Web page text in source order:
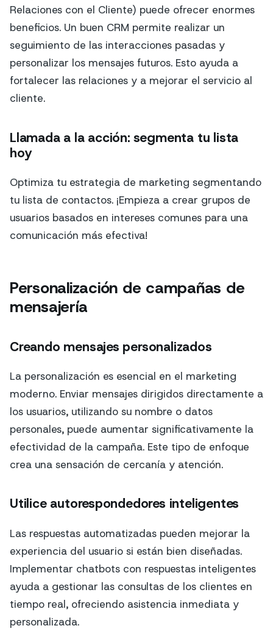
Relaciones con el Cliente) puede ofrecer enormes
beneficios. Un buen CRM permite realizar un
seguimiento de las interacciones pasadas y
personalizar los mensajes futuros. Esto ayuda a
fortalecer las relaciones y a mejorar el servicio al
cliente.
Llamada a la acción: segmenta tu lista
hoy
Optimiza tu estrategia de marketing segmentando
tu lista de contactos. ¡Empieza a crear grupos de
usuarios basados en intereses comunes para una
comunicación más efectiva!
Personalización de campañas de
mensajería
Creando mensajes personalizados
La personalización es esencial en el marketing
moderno. Enviar mensajes dirigidos directamente a
los usuarios, utilizando su nombre o datos
personales, puede aumentar significativamente la
efectividad de la campaña. Este tipo de enfoque
crea una sensación de cercanía y atención.
Utilice autorespondedores inteligentes
Las respuestas automatizadas pueden mejorar la
experiencia del usuario si están bien diseñadas.
Implementar chatbots con respuestas inteligentes
ayuda a gestionar las consultas de los clientes en
tiempo real, ofreciendo asistencia inmediata y
personalizada.